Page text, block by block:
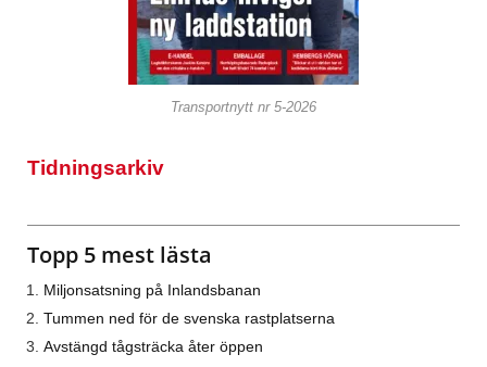
Transportnytt nr 5-2026
Tidningsarkiv
Topp 5 mest lästa
Miljonsatsning på Inlandsbanan
Tummen ned för de svenska rastplatserna
Avstängd tågsträcka åter öppen